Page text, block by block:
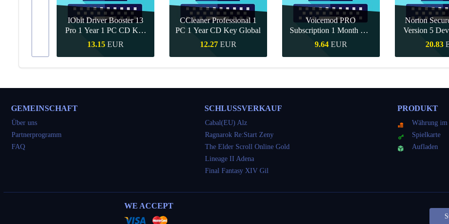
IObit Driver Booster 13
Pro 1 Year 1 PC CD Key
Global
13.15 EUR
Schnellkauf
CCleaner Professional 1
PC 1 Year CD Key Global
12.27 EUR
Schnellkauf
Voicemod PRO
Subscription 1 Month CD
Key Global
9.64 EUR
Schnellkauf
Norton
Version 5
CD
20.83
GEMEINSCHAFT
Über uns
Partnerprogramm
FAQ
SCHLUSSVERKAUF
Cabal(EU) Alz
Ragnarok Re:Start Zeny
The Elder Scroll Online Gold
Lineage II Adena
Final Fantasy XIV Gil
PRODUKT
Währung im
Spielkarte
Aufladen
WE ACCEPT